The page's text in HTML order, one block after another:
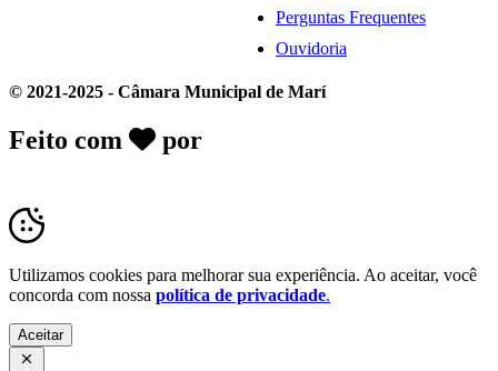
Perguntas Frequentes
Ouvidoria
© 2021-2025 - Câmara Municipal de Marí
Feito com por
Utilizamos cookies para melhorar sua experiência. Ao aceitar, você
concorda com nossa política de privacidade.
Aceitar